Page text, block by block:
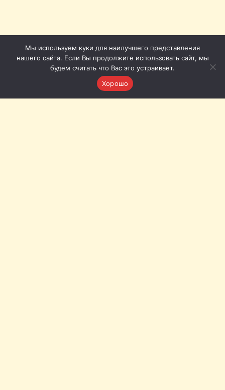
Мы используем куки для наилучшего представления
нашего сайта. Если Вы продолжите использовать сайт, мы
будем считать что Вас это устраивает.
Хорошо